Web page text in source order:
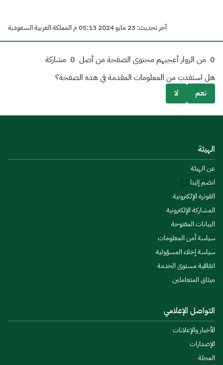
آخر تحديث: 23 مايو 2024 05:13 م المملكة العربية السعودية
0 من الزوار أعجبهم محتوى الصفحة من أصل 0 مشاركة
هل استفدت من المعلومات المقدمة في هذه الصفحة؟
نعم
لا
الهيئة
عن الهيئة
انضم إلينا
الفوترة الإلكترونية
المشاركة الإلكترونية
البيانات المفتوحة
سياسة أمن المعلومات
سياسة إخلاء المسؤولية
اتفاقية مستوى الخدمة
ميثاق المتعاملين
التواصل الإعلامي
الأخبار والإعلانات
الإصدارات
المجلة